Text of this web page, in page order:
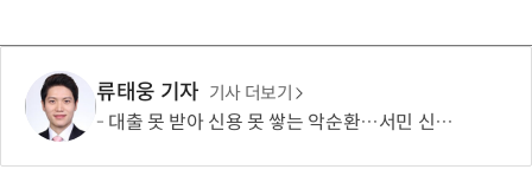
류태웅 기자 기사 더보기
대출 못 받아 신용 못 쌓는 악순환…서민 신용평가 사각지대 메운다